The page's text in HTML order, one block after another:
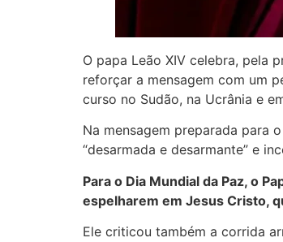
O papa Leão XIV celebra, pela
reforçar a mensagem com um
curso no Sudão, na Ucrânia e
Na mensagem preparada para
“desarmada e desarmante” e
Para o Dia Mundial da Paz, o
espelharem em Jesus Cristo,
Ele criticou também a corrida